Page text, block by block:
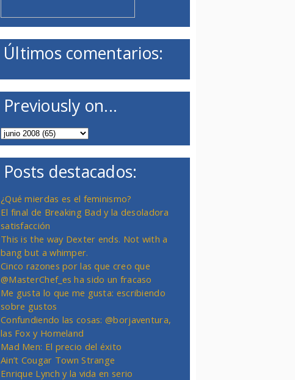
Últimos comentarios:
Previously on...
Posts destacados:
¿Qué mierdas es el feminismo?
El final de Breaking Bad y la desoladora
satisfacción
This is the way Dexter ends. Not with a
bang but a whimper.
Cinco razones por las que creo que
@MasterChef_es ha sido un fracaso
Me gusta lo que me gusta: escribiendo
sobre gustos
Confundiendo las cosas: @borjaventura,
las Fox y Homeland
Mad Men: El precio del éxito
Ain’t Cougar Town Strange
Enrique Lynch y la vida en serio